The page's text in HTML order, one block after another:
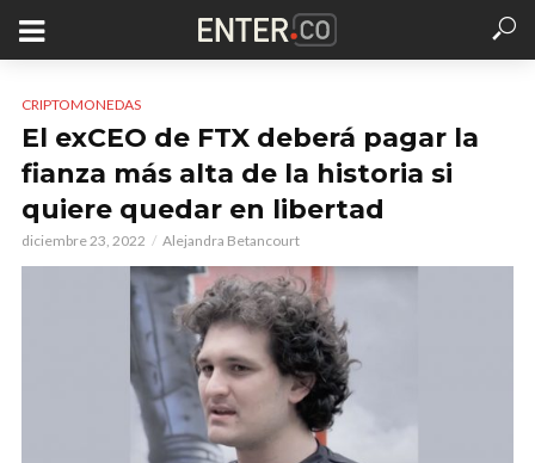
CRIPTOMONEDAS
El exCEO de FTX deberá pagar la
fianza más alta de la historia si
quiere quedar en libertad
diciembre 23, 2022 Alejandra Betancourt